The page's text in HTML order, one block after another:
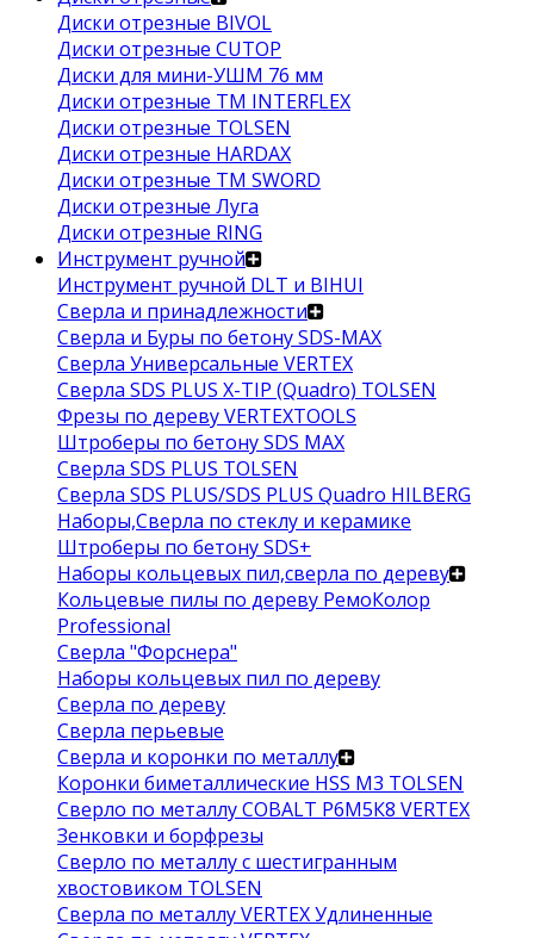
Диски отрезные BIVOL
Диски отрезные CUTOP
Диски для мини-УШМ 76 мм
Диски отрезные ТМ INTERFLEX
Диски отрезные TOLSEN
Диски отрезные HARDAX
Диски отрезные ТМ SWORD
Диски отрезные Луга
Диски отрезные RING
Инструмент ручной
Инструмент ручной DLT и BIHUI
Сверла и принадлежности
Сверла и Буры по бетону SDS-MAX
Сверла Универсальные VERTEX
Сверла SDS PLUS X-TIP (Quadro) TOLSEN
Фрезы по дереву VERTEXTOOLS
Штроберы по бетону SDS MAX
Сверла SDS PLUS TOLSEN
Сверла SDS PLUS/SDS PLUS Quadro HILBERG
Наборы,Сверла по стеклу и керамике
Штроберы по бетону SDS+
Наборы кольцевых пил,сверла по дереву
Кольцевые пилы по дереву РемоКолор
Professional
Сверла "Форснера"
Наборы кольцевых пил по дереву
Сверла по дереву
Сверла перьевые
Сверла и коронки по металлу
Коронки биметаллические HSS M3 TOLSEN
Сверло по металлу COBALT Р6М5К8 VERTEX
Зенковки и борфрезы
Сверло по металлу с шестигранным
хвостовиком TOLSEN
Сверла по металлу VERTEX Удлиненные